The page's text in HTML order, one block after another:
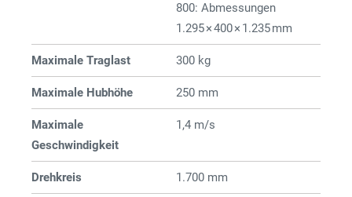
800: Abmessungen
1.295 × 400 × 1.235 mm
Maximale Traglast 300 kg
Maximale Hubhöhe 250 mm
Maximale
Geschwindigkeit
1,4 m/s
Drehkreis 1.700 mm